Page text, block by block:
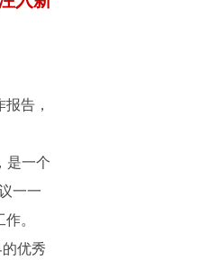
告，
是一个
一一
。
优秀